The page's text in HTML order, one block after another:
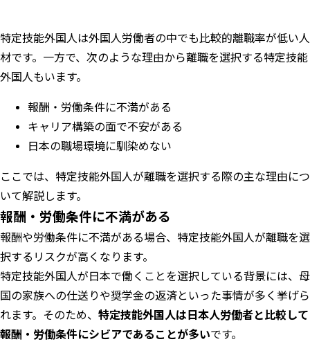
特定技能外国人は外国人労働者の中でも比較的離職率が低い人
材です。一方で、次のような理由から離職を選択する特定技能
外国人もいます。
報酬・労働条件に不満がある
キャリア構築の面で不安がある
日本の職場環境に馴染めない
ここでは、特定技能外国人が離職を選択する際の主な理由につ
いて解説します。
報酬・労働条件に不満がある
報酬や労働条件に不満がある場合、特定技能外国人が離職を選
択するリスクが高くなります。
特定技能外国人が日本で働くことを選択している背景には、母
国の家族への仕送りや奨学金の返済といった事情が多く挙げら
れます。そのため、 特定技能外国人は日本人労働者と比較して
報酬・労働条件にシビアであることが多いです。